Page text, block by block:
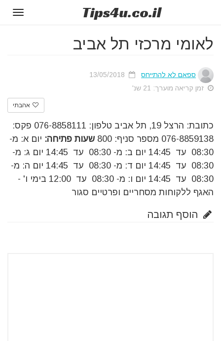
Tips4u.co.il
לאומי מרכזי תל אביב
ספאם לא להתייחס
זמן קריאה מוערך: 21 שנ'
אהבתי
כתובת: הרצל 19, תל אביב טלפון: 076-8858111 פקס:
076-8859138 מספר סניף: 800
שעות פתיחה: יום א: מ-
08:30 עד 14:45 יום ב: מ- 08:30 עד 14:45 יום ג: מ-
08:30 עד 14:45 יום ד: מ- 08:30 עד 14:45 יום ה: מ-
08:30 עד 14:45 יום ו: מ- 08:30 עד 12:00 בימי ו' -
האגף ללקוחות מסחריים ופרטיים סגור
הוסף תגובה